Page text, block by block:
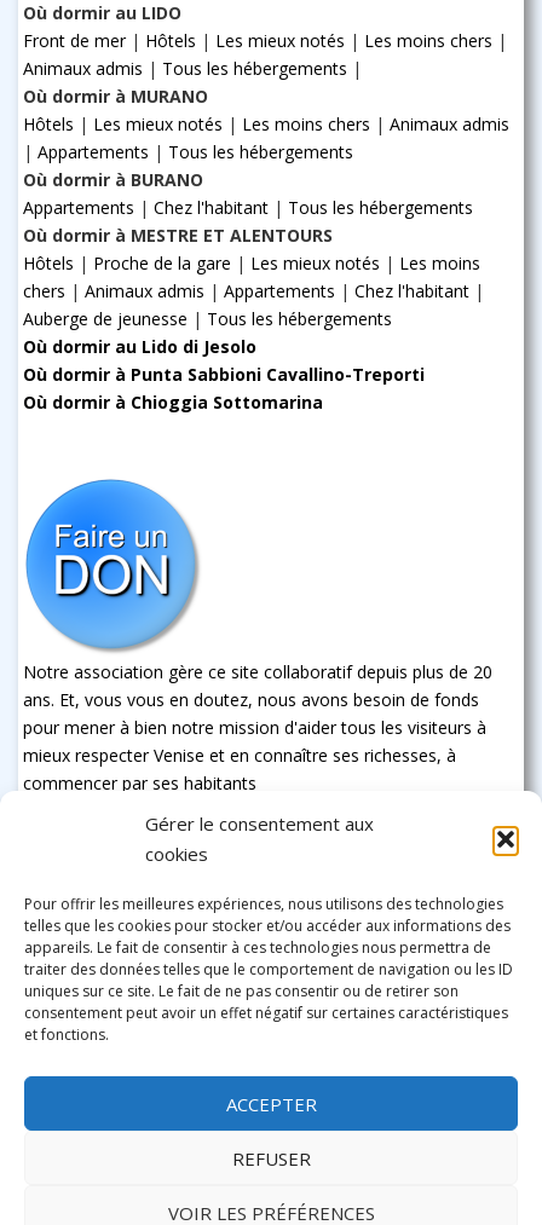
Gérer le consentement aux
cookies
Pour offrir les meilleures expériences, nous utilisons des technologies
telles que les cookies pour stocker et/ou accéder aux informations des
appareils. Le fait de consentir à ces technologies nous permettra de
traiter des données telles que le comportement de navigation ou les ID
uniques sur ce site. Le fait de ne pas consentir ou de retirer son
consentement peut avoir un effet négatif sur certaines caractéristiques
et fonctions.
ACCEPTER
REFUSER
VOIR LES PRÉFÉRENCES
Où dormir au LIDO
Front de mer| Hôtels | Les mieux notés | Les moins chers |
Animaux admis | Tous les hébergements |
Où dormir à MURANO
Hôtels | Les mieux notés | Les moins chers | Animaux admis
| Appartements | Tous les hébergements
Où dormir à BURANO
Appartements | Chez l'habitant | Tous les hébergements
Où dormir à MESTRE ET ALENTOURS
Hôtels | Proche de la gare | Les mieux notés | Les moins
chers | Animaux admis | Appartements | Chez l'habitant |
Auberge de jeunesse | Tous les hébergements
Où dormir au Lido di Jesolo
Où dormir à Punta Sabbioni Cavallino-Treporti
Où dormir à Chioggia Sottomarina
Notre association gère ce site collaboratif depuis plus de 20
ans. Et, vous vous en doutez, nous avons besoin de fonds
pour mener à bien notre mission d'aider tous les visiteurs à
mieux respecter Venise et en connaître ses richesses, à
commencer par ses habitants